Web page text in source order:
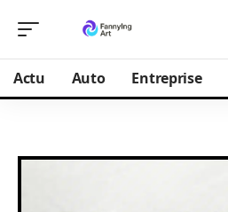
Actu Auto Entreprise